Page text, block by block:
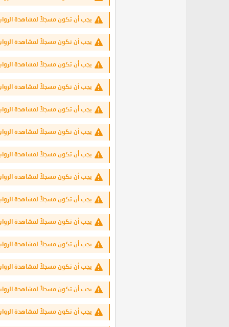
يجب أن تكون مسجلاً لمشاهدة
يجب أن تكون مسجلاً لمشاهدة
يجب أن تكون مسجلاً لمشاهدة
يجب أن تكون مسجلاً لمشاهدة
يجب أن تكون مسجلاً لمشاهدة
يجب أن تكون مسجلاً لمشاهدة
يجب أن تكون مسجلاً لمشاهدة
يجب أن تكون مسجلاً لمشاهدة
يجب أن تكون مسجلاً لمشاهدة
يجب أن تكون مسجلاً لمشاهدة
يجب أن تكون مسجلاً لمشاهدة
يجب أن تكون مسجلاً لمشاهدة
يجب أن تكون مسجلاً لمشاهدة
يجب أن تكون مسجلاً لمشاهدة